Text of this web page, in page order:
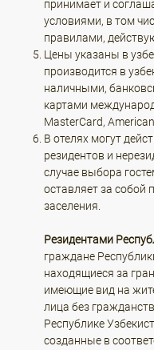
принимает и
условиями, в том
правилами,
Цены указаны в
производится в
наличными,
картами
MasterCard,
В отелях могут
резидентов и
случае выбора
оставляет за собой
заселения.
Резидентами
граждане
находящиеся за
имеющие вид на
лица без
Республике
созданные в